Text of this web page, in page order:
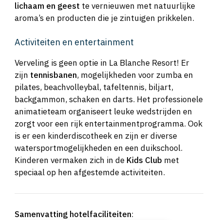
lichaam en geest te vernieuwen met natuurlijke
aroma’s en producten die je zintuigen prikkelen.
Activiteiten en entertainment
Verveling is geen optie in La Blanche Resort! Er
zijn tennisbanen, mogelijkheden voor zumba en
pilates, beachvolleybal, tafeltennis, biljart,
backgammon, schaken en darts. Het professionele
animatieteam organiseert leuke wedstrijden en
zorgt voor een rijk entertainmentprogramma. Ook
is er een kinderdiscotheek en zijn er diverse
watersportmogelijkheden en een duikschool.
Kinderen vermaken zich in de Kids Club met
speciaal op hen afgestemde activiteiten.
Samenvatting hotelfaciliteiten: